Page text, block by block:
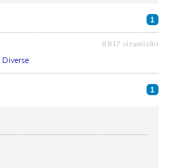
1
Diverse
8.817 vizualizări
1